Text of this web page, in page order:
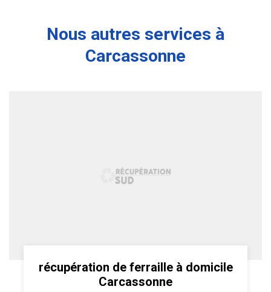
Nous autres services à
Carcassonne
récupération de ferraille à domicile
Carcassonne